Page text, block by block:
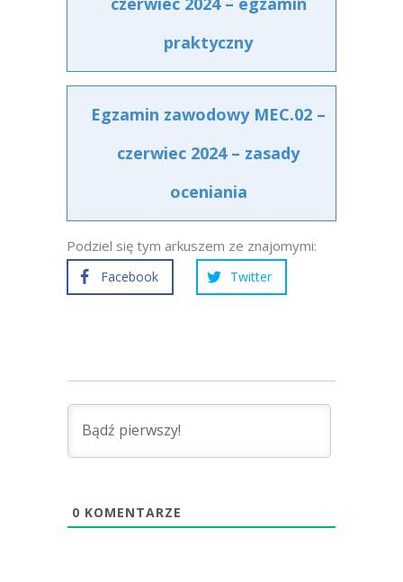
praktyczny
Egzamin zawodowy MEC.02 –
czerwiec 2024 – zasady
oceniania
Podziel się tym arkuszem ze znajomymi:
Facebook Twitter
0 KOMENTARZE